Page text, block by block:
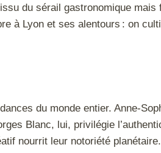
du sérail gastronomique mais
à Lyon et ses alentours : on
du monde entier. Anne-
Blanc, lui, privilégie
nourrit leur notoriété planétaire.